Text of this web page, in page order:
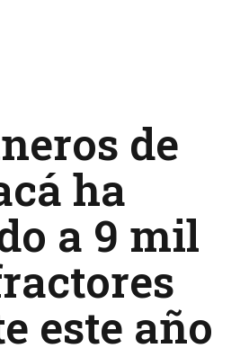
de
ha
a 9 mil
este año